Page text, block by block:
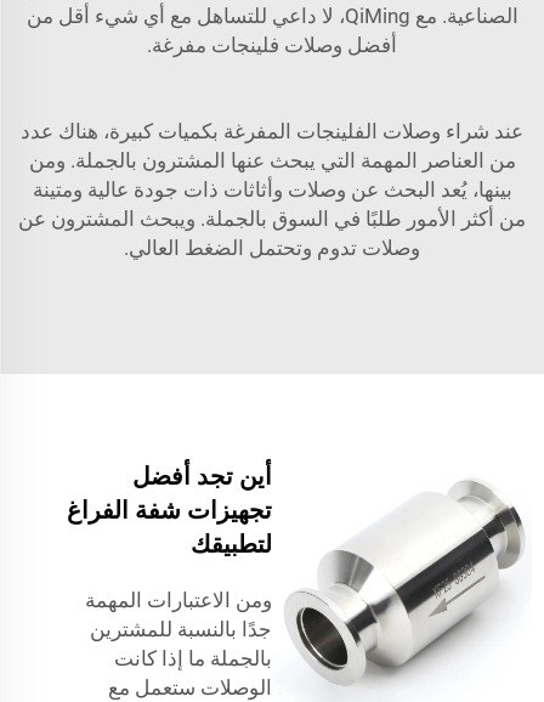
الصناعية. مع QiMing، لا داعي للتساهل مع أي شيء أقل من
أفضل وصلات فلينجات مفرغة.
عند شراء وصلات الفلينجات المفرغة بكميات كبيرة، هناك عدد
من العناصر المهمة التي يبحث عنها المشترون بالجملة. ومن
بينها، يُعد البحث عن وصلات وأثاثات ذات جودة عالية ومتينة
من أكثر الأمور طلبًا في السوق بالجملة. ويبحث المشترون عن
وصلات تدوم وتحتمل الضغط العالي.
أين تجد أفضل
تجهيزات شفة الفراغ
لتطبيقك
ومن الاعتبارات المهمة
جدًا بالنسبة للمشترين
بالجملة ما إذا كانت
الوصلات ستعمل مع